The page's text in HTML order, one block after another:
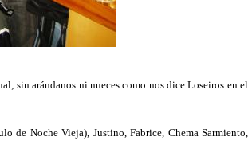
sin arándanos ni nueces como nos dice Loseiros en el
de Noche Vieja), Justino, Fabrice, Chema Sarmiento,